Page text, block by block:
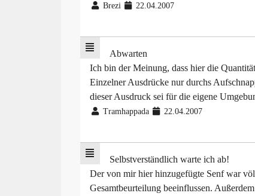
Brezi 22.04.2007
Abwarten
Ich bin der Meinung, dass hier die
Einzelner Ausdrücke nur durchs
dieser Ausdruck sei für die eigene
Tramhappada 22.04.2007
Selbstverständlich warte ich ab!
Der von mir hier hinzugefügte Senf war
Gesamtbeurteilung beeinflussen.